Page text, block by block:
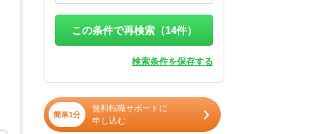
この条件で再検索（14件）
検索条件を保存する
簡単1分
無料転職サポートに
申し込む